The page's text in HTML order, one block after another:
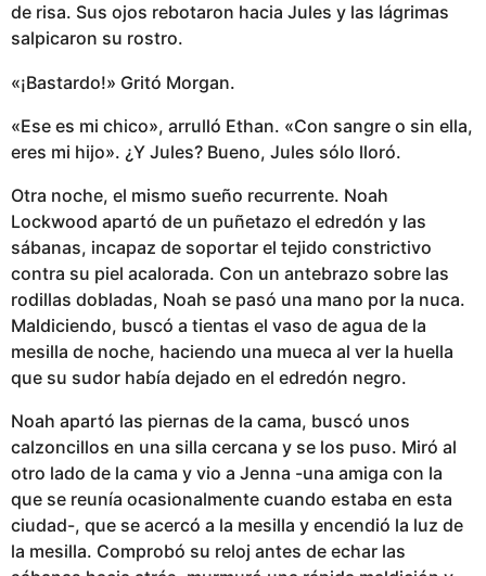
de risa. Sus ojos rebotaron hacia Jules y las lágrimas
salpicaron su rostro.
«¡Bastardo!» Gritó Morgan.
«Ese es mi chico», arrulló Ethan. «Con sangre o sin ella,
eres mi hijo». ¿Y Jules? Bueno, Jules sólo lloró.
Otra noche, el mismo sueño recurrente. Noah
Lockwood apartó de un puñetazo el edredón y las
sábanas, incapaz de soportar el tejido constrictivo
contra su piel acalorada. Con un antebrazo sobre las
rodillas dobladas, Noah se pasó una mano por la nuca.
Maldiciendo, buscó a tientas el vaso de agua de la
mesilla de noche, haciendo una mueca al ver la huella
que su sudor había dejado en el edredón negro.
Noah apartó las piernas de la cama, buscó unos
calzoncillos en una silla cercana y se los puso. Miró al
otro lado de la cama y vio a Jenna -una amiga con la
que se reunía ocasionalmente cuando estaba en esta
ciudad-, que se acercó a la mesilla y encendió la luz de
la mesilla. Comprobó su reloj antes de echar las